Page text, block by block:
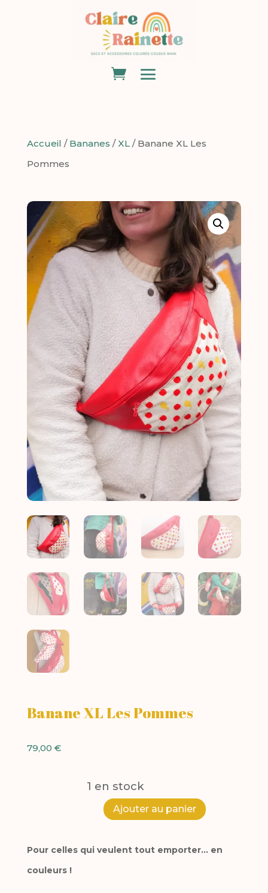
Accueil / Bananes / XL/ Banane XL Les
Pommes
Banane XL Les Pommes
79,00 €
1 en stock
quantité
Ajouter au panier
t
Pour celles qui veulent tout emporter… en
couleurs !